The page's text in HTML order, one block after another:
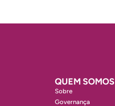
QUEM SOMOS
Sobre
Governança